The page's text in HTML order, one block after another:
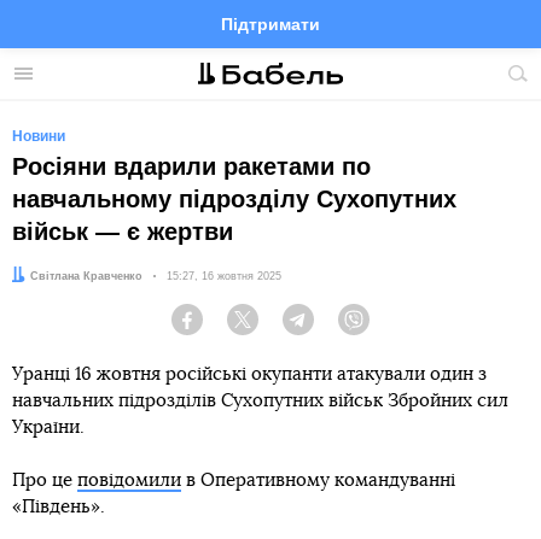
Меню
Підтримати
FacebookTelegramTwitter
Новини
Росіяни вдарили ракетами по
навчальному підрозділу Сухопутних
військ — є жертви
Автор:
Світлана Кравченко Дата:
15:27, 16 жовтня 2025
Facebook Twitter Telegram
Уранці 16 жовтня російські окупанти атакували один з
навчальних підрозділів Сухопутних військ Збройних сил
України.
Про це повідомили в Оперативному командуванні
«Південь».